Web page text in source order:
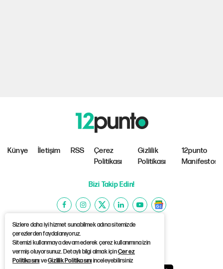
Sizlere daha iyi hizmet sunabilmek adına sitemizde
çerezlerden faydalanıyoruz.
Sitemizi kullanmaya devam ederek çerez kullanımına izin
vermiş oluyorsunuz. Detaylı bilgi almak içinÇerez
PolitikasınıveGizlilik Politikasınıinceleyebilirsiniz
Künye İletişim RSS
Çerez
Politikası
Gizlilik
Politikası
12punto
Manifestosu
Bizi Takip Edin!
©Copyright 2026 12punto